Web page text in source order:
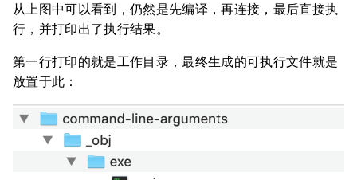
从上图中可以看到，仍然是先编译，再连接，最后直接执
行，并打印出了执行结果。
第一行打印的就是工作目录，最终生成的可执行文件就是
放置于此：